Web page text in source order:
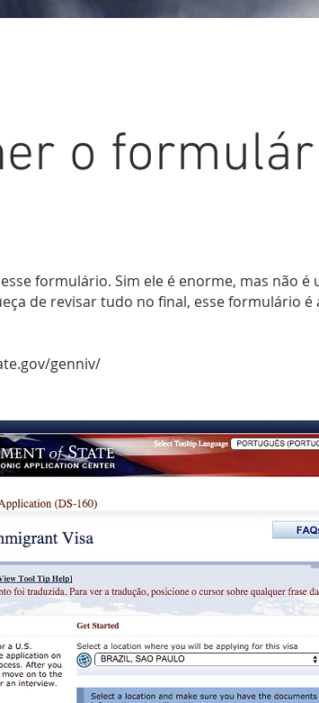
o
formulário. Sim ele é enorme, mas não é
de revisar tudo no final, esse formulário é
genniv/